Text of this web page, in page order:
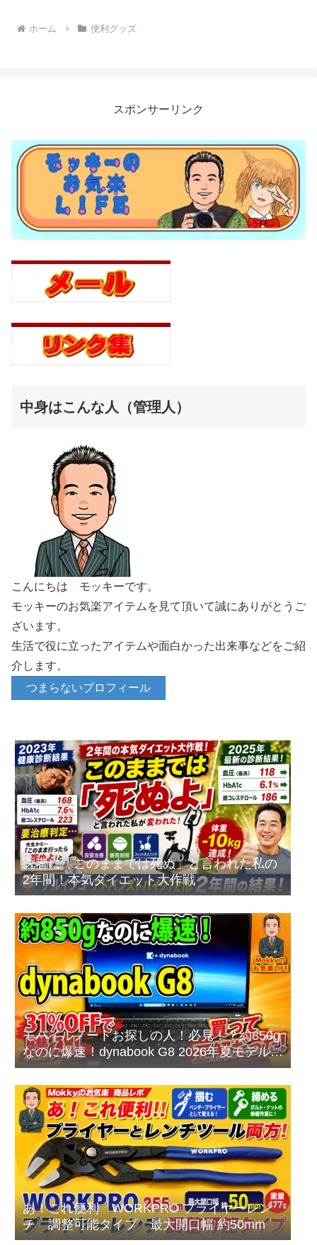
ホーム 便利グッズ
スポンサーリンク
中身はこんな人（管理人）
こんにちは モッキーです。
モッキーのお気楽アイテムを見て頂いて誠にありがとうご
ざいます。
生活で役に立ったアイテムや面白かった出来事などをご紹
介します。
つまらないプロフィール
医者に「このままでは死ぬ」と言われた私の
2年間！本気ダイエット大作戦
モバイルノートお探しの人！必見！？約850g
なのに爆速！dynabook G8 2026年夏モデルを
本音レビュー
あ！これ便利 WORKPRO プライヤーレン
チ 調整可能タイプ 最大開口幅 約50mm